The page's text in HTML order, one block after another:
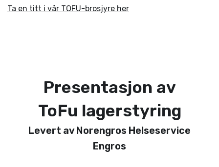
Ta en titt i vår TOFU-brosjyre her
Presentasjon av
ToFu lagerstyring
Levert av Norengros Helseservice
Engros